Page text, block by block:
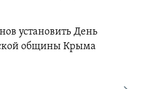
установить День
общины Крыма